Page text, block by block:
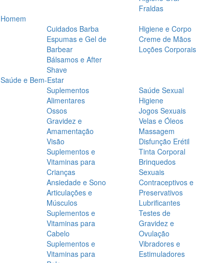
Fraldas
Homem
Cuidados Barba
Espumas e Gel de
Barbear
Bálsamos e After
Shave
Higiene e Corpo
Creme de Mãos
Loções Corporais
Saúde e Bem-Estar
Suplementos
Alimentares
Ossos
Gravidez e
Amamentação
Visão
Suplementos e
Vitaminas para
Crianças
Ansiedade e Sono
Articulações e
Músculos
Suplementos e
Vitaminas para
Cabelo
Suplementos e
Vitaminas para
Saúde Sexual
Higiene
Jogos Sexuais
Velas e Óleos
Massagem
Disfunção Erétil
Tinta Corporal
Brinquedos
Sexuais
Contraceptivos e
Preservativos
Lubrificantes
Testes de
Gravidez e
Ovulação
Vibradores e
Estimuladores